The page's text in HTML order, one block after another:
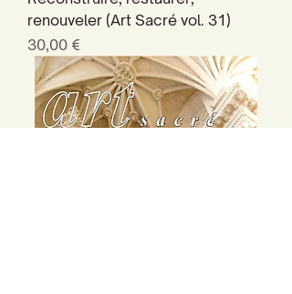
renouveler (Art Sacré vol. 31)
Prix
30,00 €